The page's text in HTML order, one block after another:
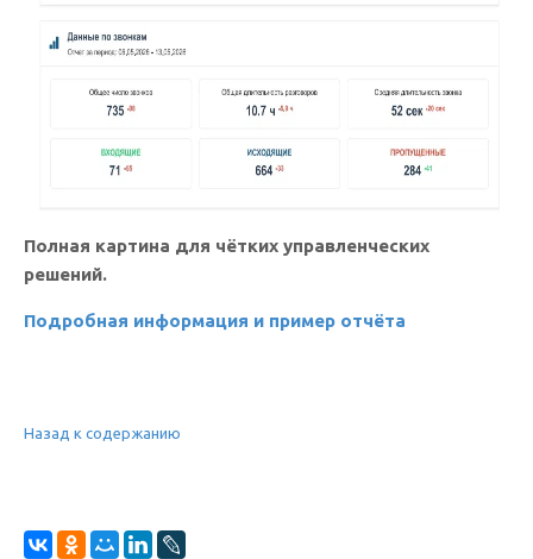
Полная картина для чётких управленческих
решений.
Подробная информация и пример отчёта
Назад к содержанию